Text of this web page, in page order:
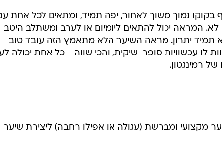
בקוקו נמוך משוך לאחור, יפה תמיד, ומתאים לכל אחת
המראה יכול להתאים ליומיום או לערב ומשתלב היטב
תמיד יתרון. מראה השיער הלא מתאמץ הזה עובד טוב
לו עכשוויות סופר-שיקית, והכי שווה - כל אחת יכולה
רמינגטון.
מקצועי ומברשת (עגולה או אפילו רחבה) ליצירת